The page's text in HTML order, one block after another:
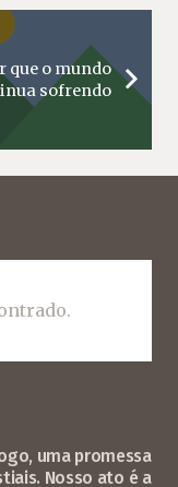
que o mundo
sofrendo
uma promessa
Nosso ato é a